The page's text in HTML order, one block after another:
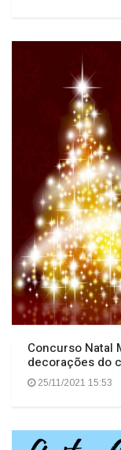
Concurso Natal
decorações do
25/11/2021 15:53